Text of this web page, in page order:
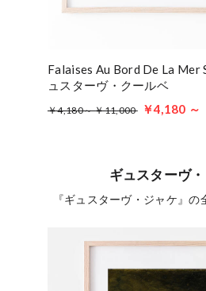
Falaises Au Bord De La Mer
ュスターヴ・クールベ
￥4,180～ ￥11,000 ￥4,180 ～
ギュスターヴ
『ギュスターヴ・ジャケ』の